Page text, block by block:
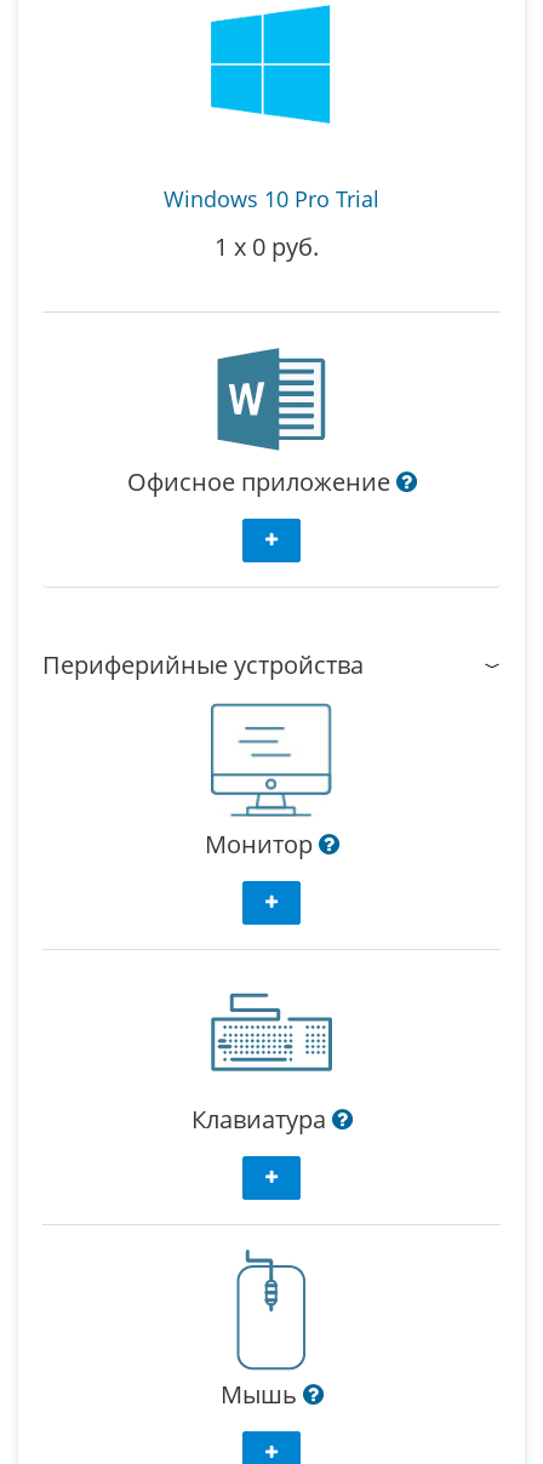
Windows 10 Pro Trial
1 x 0 руб.
Офисное приложение
Периферийные устройства
Монитор
Клавиатура
Мышь